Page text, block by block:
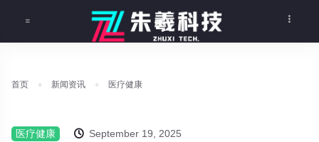
首页 新闻资讯 医疗健康
医疗健康 September 19, 2025